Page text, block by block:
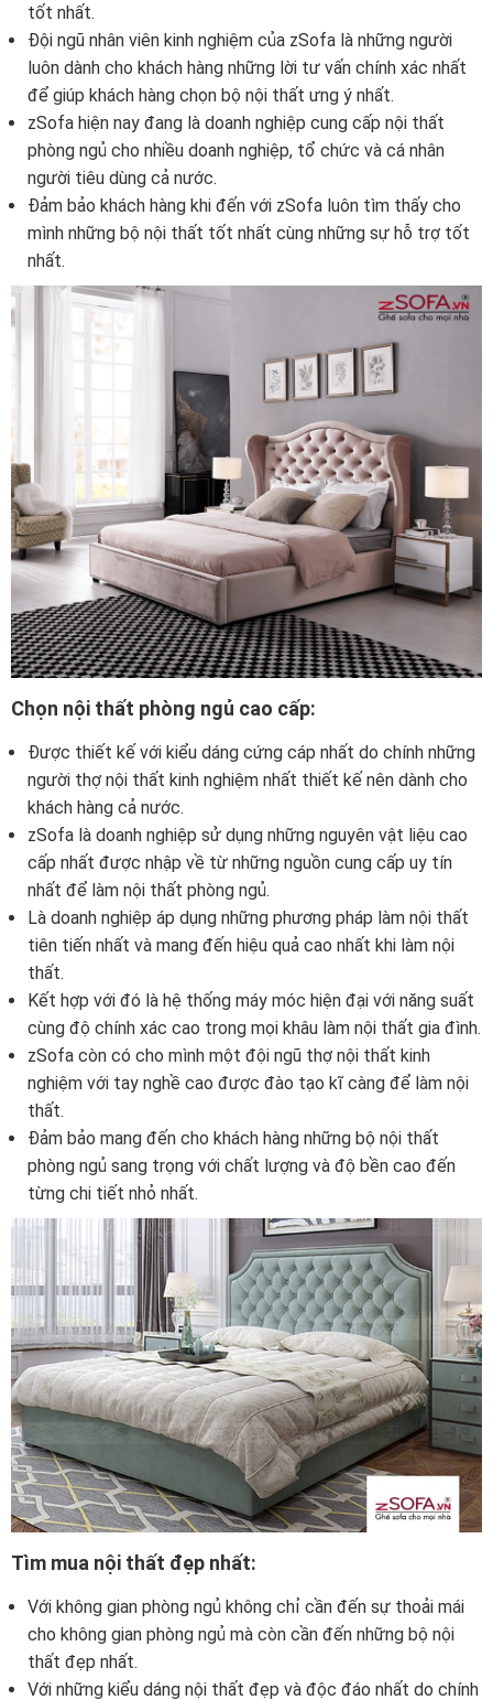
tốt nhất.
Đội ngũ nhân viên kinh nghiệm của zSofa là những người
luôn dành cho khách hàng những lời tư vấn chính xác nhất
để giúp khách hàng chọn bộ nội thất ưng ý nhất.
zSofa hiện nay đang là doanh nghiệp cung cấp nội thất
phòng ngủ cho nhiều doanh nghiệp, tổ chức và cá nhân
người tiêu dùng cả nước.
Đảm bảo khách hàng khi đến với zSofa luôn tìm thấy cho
mình những bộ nội thất tốt nhất cùng những sự hỗ trợ tốt
nhất.
Chọn nội thất phòng ngủ cao cấp:
Được thiết kế với kiểu dáng cứng cáp nhất do chính những
người thợ nội thất kinh nghiệm nhất thiết kế nên dành cho
khách hàng cả nước.
zSofa là doanh nghiệp sử dụng những nguyên vật liệu cao
cấp nhất được nhập về từ những nguồn cung cấp uy tín
nhất để làm nội thất phòng ngủ.
Là doanh nghiệp áp dụng những phương pháp làm nội thất
tiên tiến nhất và mang đến hiệu quả cao nhất khi làm nội
thất.
Kết hợp với đó là hệ thống máy móc hiện đại với năng suất
cùng độ chính xác cao trong mọi khâu làm nội thất gia đình.
zSofa còn có cho mình một đội ngũ thợ nội thất kinh
nghiệm với tay nghề cao được đào tạo kĩ càng để làm nội
thất.
Đảm bảo mang đến cho khách hàng những bộ nội thất
phòng ngủ sang trọng với chất lượng và độ bền cao đến
từng chi tiết nhỏ nhất.
Tìm mua nội thất đẹp nhất:
Với không gian phòng ngủ không chỉ cần đến sự thoải mái
cho không gian phòng ngủ mà còn cần đến những bộ nội
thất đẹp nhất.
Với những kiểu dáng nội thất đẹp và độc đáo nhất do chính